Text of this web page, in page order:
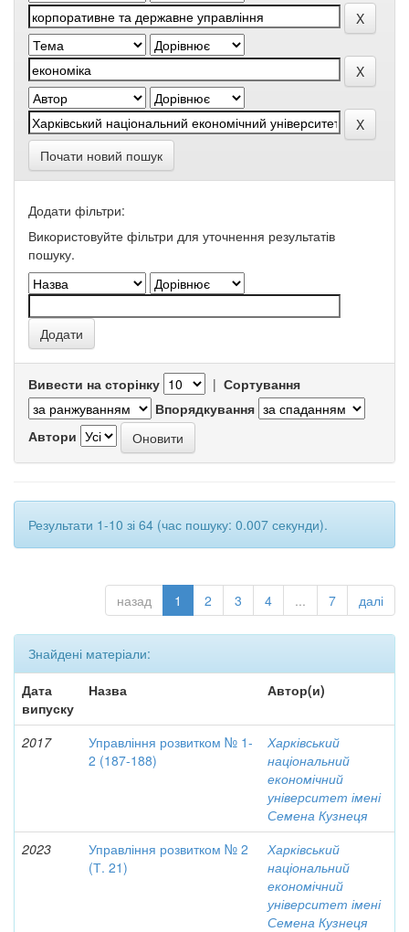
Почати новий пошук
Додати фільтри:
Використовуйте фільтри для уточнення результатів
пошуку.
Вивести на сторінку | Сортування
Впорядкування
Автори
Результати 1-10 зі 64 (час пошуку: 0.007 секунди).
назад 1 2 3 4 ... 7 далі
Знайдені матеріали:
Дата
випуску
Назва Автор(и)
2017
Управління розвитком № 1-
2 (187-188)
Харківський
національний
економічний
університет імені
Семена Кузнеця
2023
Управління розвитком № 2
(Т. 21)
Харківський
національний
економічний
університет імені
Семена Кузнеця